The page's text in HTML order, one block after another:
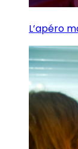
L’apéro